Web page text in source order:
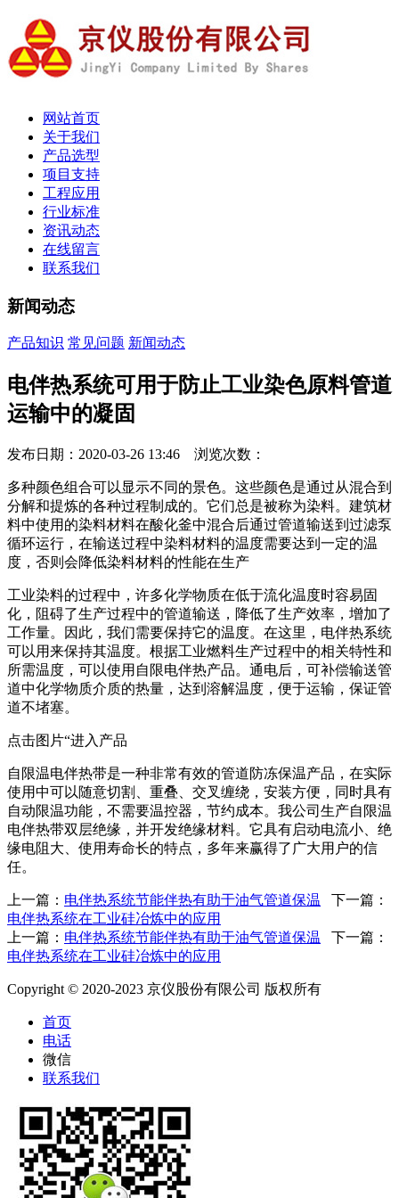
网站首页
关于我们
产品选型
项目支持
工程应用
行业标准
资讯动态
在线留言
联系我们
新闻动态
产品知识 常见问题 新闻动态
电伴热系统可用于防止工业染色原料管道
运输中的凝固
发布日期：2020-03-26 13:46 浏览次数：
多种颜色组合可以显示不同的景色。这些颜色是通过从混合到
分解和提炼的各种过程制成的。它们总是被称为染料。建筑材
料中使用的染料材料在酸化釜中混合后通过管道输送到过滤泵
循环运行，在输送过程中染料材料的温度需要达到一定的温
度，否则会降低染料材料的性能在生产
工业染料的过程中，许多化学物质在低于流化温度时容易固
化，阻碍了生产过程中的管道输送，降低了生产效率，增加了
工作量。因此，我们需要保持它的温度。在这里，电伴热系统
可以用来保持其温度。根据工业燃料生产过程中的相关特性和
所需温度，可以使用自限电伴热产品。通电后，可补偿输送管
道中化学物质介质的热量，达到溶解温度，便于运输，保证管
道不堵塞。
点击图片“进入产品
自限温电伴热带是一种非常有效的管道防冻保温产品，在实际
使用中可以随意切割、重叠、交叉缠绕，安装方便，同时具有
自动限温功能，不需要温控器，节约成本。我公司生产自限温
电伴热带双层绝缘，并开发绝缘材料。它具有启动电流小、绝
缘电阻大、使用寿命长的特点，多年来赢得了广大用户的信
任。
上一篇： 电伴热系统节能伴热有助于油气管道保温 下一篇：
电伴热系统在工业硅冶炼中的应用
上一篇： 电伴热系统节能伴热有助于油气管道保温 下一篇：
电伴热系统在工业硅冶炼中的应用
Copyright © 2020-2023 京仪股份有限公司 版权所有
首页
电话
微信
联系我们